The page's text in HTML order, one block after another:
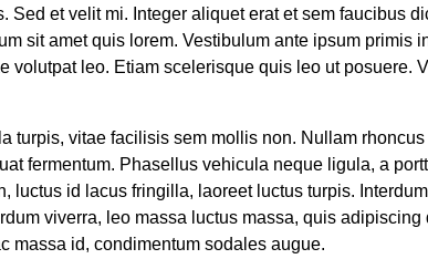
Sed et velit mi. Integer aliquet erat et sem faucibus
sit amet quis lorem. Vestibulum ante ipsum
volutpat leo. Etiam scelerisque quis leo ut posuere.
turpis, vitae facilisis sem mollis non. Nullam
fermentum. Phasellus vehicula neque ligula, a
luctus id lacus fringilla, laoreet luctus turpis.
viverra, leo massa luctus massa, quis
massa id, condimentum sodales augue.